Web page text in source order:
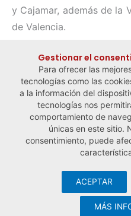
y Cajamar, además de la
de Valencia.
← Noticia anterior
© Observatorio Español de
Aviso legal y
cookies·
Gestionar el
Para ofrecer las
tecnologías como las
a la información del
tecnologías nos
comportamiento de
únicas en este sitio.
consentimiento, puede
ACEPTAR
MÁS